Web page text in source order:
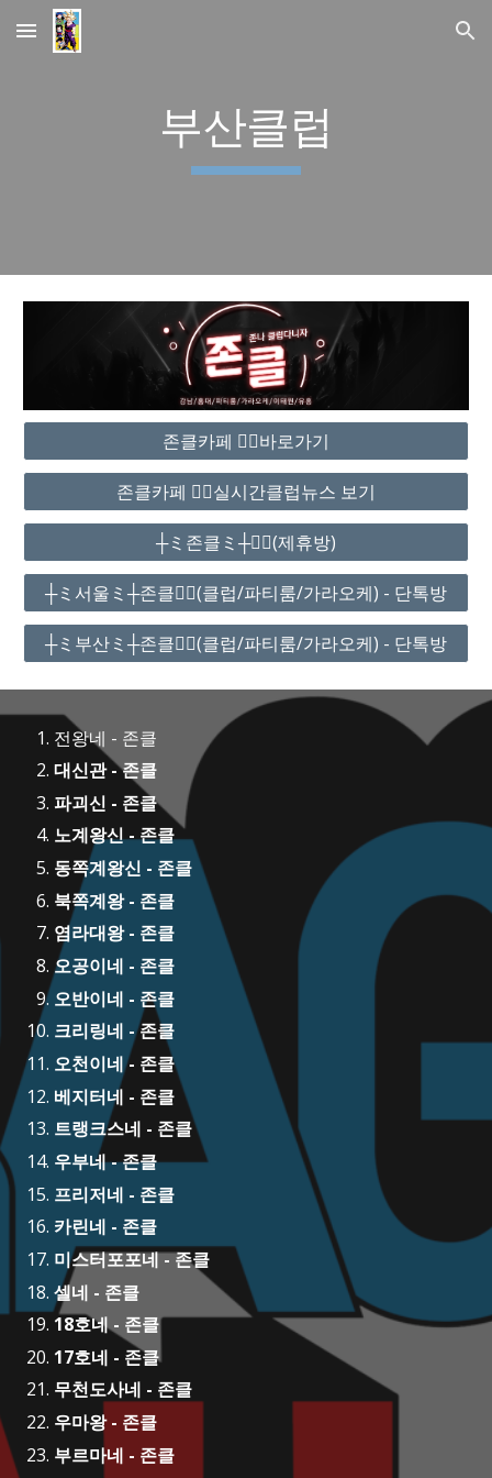
Skip to main content Skip to navigation
부산클럽
존클카페 ❤️‍🔥바로가기
존클카페 ❤️‍🔥실시간클럽뉴스 보기
┼ミ존클ミ┼❤️‍🔥(제휴방)
┼ミ서울ミ┼존클❤️‍🔥(클럽/파티룸/가라오케) - 단톡방
┼ミ부산ミ┼존클❤️‍🔥(클럽/파티룸/가라오케) - 단톡방
전왕네 - 존클
대신관 - 존클
파괴신 - 존클
노계왕신 - 존클
동쪽계왕신 - 존클
북쪽계왕 - 존클
염라대왕 - 존클
오공이네 - 존클
오반이네 - 존클
크리링네 - 존클
오천이네 - 존클
베지터네 - 존클
트랭크스네 - 존클
우부네 - 존클
프리저네 - 존클
카린네 - 존클
미스터포포네 - 존클
셀네 - 존클
18호네 - 존클
17호네 - 존클
무천도사네 - 존클
우마왕 - 존클
부르마네 - 존클